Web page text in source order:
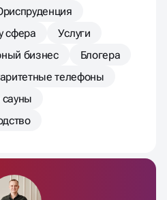
сфера
Услуги
бизнес
Блогера
телефоны